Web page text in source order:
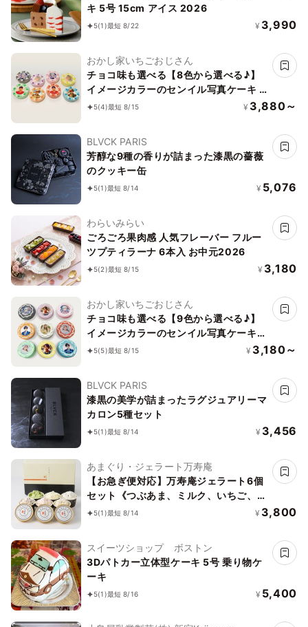
キ 5号 15cm アイス 2026
5(1)最短 8/22 ¥ 3,990
おかし家いちごおじさん
チョコ味も選べる【8色から選べる♪】
イメージカラーのセンイル写真ケーキ 3
号 1～2名様向け
5(4)最短 8/15 ¥ 3,880～
BLVCK PARIS
芳醇な9種の香りが詰まった漆黒の薔薇
のクッキー缶
5(1)最短 8/14 ¥ 5,076
わらいみらい
ごろごろ果肉感 人気フレーバー フルー
ツプティラーナ 6本入 お中元2026
5(2)最短 8/15 ¥ 3,180
おかし家いちごおじさん
チョコ味も選べる【9色から選べる♪】
イメージカラーのセンイル写真ケーキ
ライン 3号 1～2名様向け
5(5)最短 8/15 ¥ 3,180～
BLVCK PARIS
漆黒の美学が詰まったラグジュアリーマ
カロン5種セット
5(1)最短 8/14 ¥ 3,456
あまぐり・ジェラート万寿庵
【お急ぎ便対応】万寿庵ジェラート6個
セット《つぶあま、ミルク、いちご、抹
茶、チョコチップ、クッキー＆クリーム
5(1)最短 8/14 ¥ 3,800
スイーツショップ ボストン
3Dパトカー立体型ケーキ 5号 乗り物ケ
ーキ
5(1)最短 8/16 ¥ 5,400